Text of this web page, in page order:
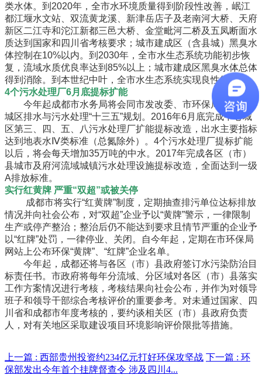
类水体。到2020年，全市水环境质量得到阶段性改善，岷江
都江堰水文站、双流黄龙溪、新津岳店子及老南河大桥、天府
新区二江寺和沱江新都三邑大桥、金堂毗河二桥及五凤断面水
质达到国家和四川省考核要求；城市建成区（含县城）黑臭水
体控制在10%以内。到2030年，全市水生态系统功能初步恢
复，流域水质优良率达到85%以上；城市建成区黑臭水体总体
得到消除。到本世纪中叶，全市水生态系统实现良性循环。
4个污水处理厂6月底提标扩能
今年起成都市水务局将会同市发改委、市环保局编制中心
城区排水与污水处理“十三五”规划。2016年6月底完成中心城
区第三、四、五、八污水处理厂扩能提标改造，出水主要指标
达到地表水Ⅳ类标准（总氮除外）。4个污水处理厂提标扩能
以后，将会每天增加35万吨的中水。2017年完成各区（市）
县城市及府河流域城镇污水处理设施提标改造，全面达到一级
A排放标准。
实行红黄牌 严重“双超”或被关停
成都市将实行“红黄牌”制度，定期抽查排污单位达标排放
情况并向社会公布，对“双超”企业予以“黄牌”警示，一律限制
生产或停产整治；整治后仍不能达到要求且情节严重的企业予
以“红牌”处罚，一律停业、关闭。自今年起，定期在市环保局
网站上公布环保“黄牌”、“红牌”企业名单。
今年起，成都还将与各区（市）县政府签订水污染防治目
标责任书。市政府将每年分流域、分区域对各区（市）县落实
工作方案情况进行考核，考核结果向社会公布，并作为对领导
班子和领导干部综合考核评价的重要参考。对未通过国家、四
川省和成都市年度考核的，要约谈相关区（市）县政府负责
人，对有关地区采取建设项目环境影响评价限批等措施。
上一篇 : 西部贵州投资约234亿元打好环保攻坚战 下一篇 : 环
保部发出今年首个挂牌督查令 涉及四川4...